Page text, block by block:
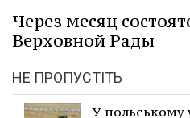
Через месяц
Верховной Рады
НЕ ПРОПУСТІТЬ
У польському